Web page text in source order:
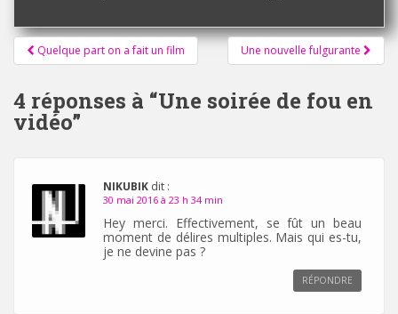
Pagination
d'article
Quelque part on a fait un film Une nouvelle fulgurante
4 réponses à “Une soirée de fou en
vidéo”
NIKUBIK dit :
30 mai 2016 à 23 h 34 min
Hey merci. Effectivement, se fût un beau
moment de délires multiples. Mais qui es-tu,
je ne devine pas ?
RÉPONDRE